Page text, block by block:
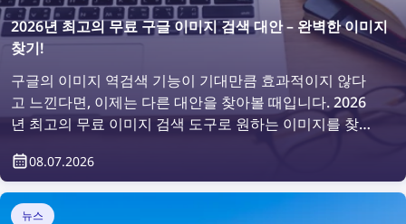
2026년 최고의 무료 구글 이미지 검색 대안 – 완벽한 이미지
찾기!
구글의 이미지 역검색 기능이 기대만큼 효과적이지 않다
고 느낀다면, 이제는 다른 대안을 찾아볼 때입니다. 2026
년 최고의 무료 이미지 검색 도구로 원하는 이미지를 찾아
08.07.2026
뉴스